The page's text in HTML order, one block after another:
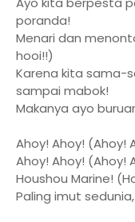
poranda!
Menari dan
hooi!!)
Karena kita sama-
sampai mabok!
Makanya ayo
Ahoy! Ahoy! (Ahoy!
Ahoy! Ahoy! (Ahoy!
Houshou Marine!
Paling imut